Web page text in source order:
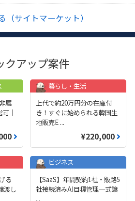
（サイトマーケット）
クアップ案件
属
｜
暮らし・生活
上代で約20万円分の在庫付
き！すぐに始められる韓国生
地販売E ...
¥220,000
る
渡し
ビジネス
【SaaS】年間契約1社・販路5
社接続済みAI目標管理一式譲
...